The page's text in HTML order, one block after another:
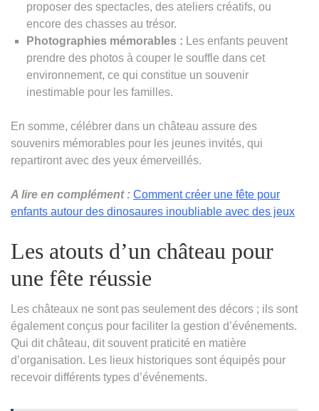
proposer des spectacles, des ateliers créatifs, ou
encore des chasses au trésor.
Photographies mémorables : Les enfants peuvent
prendre des photos à couper le souffle dans cet
environnement, ce qui constitue un souvenir
inestimable pour les familles.
En somme, célébrer dans un château assure des
souvenirs mémorables pour les jeunes invités, qui
repartiront avec des yeux émerveillés.
A lire en complément : Comment créer une fête pour
enfants autour des dinosaures inoubliable avec des jeux
Les atouts d’un château pour
une fête réussie
Les châteaux ne sont pas seulement des décors ; ils sont
également conçus pour faciliter la gestion d’événements.
Qui dit château, dit souvent praticité en matière
d’organisation. Les lieux historiques sont équipés pour
recevoir différents types d’événements.